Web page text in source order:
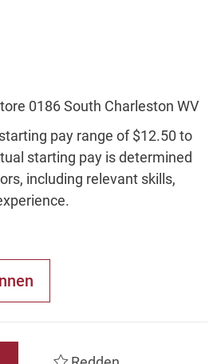
0186 South Charleston WV
pay range of $12.50 to
starting pay is determined
including relevant skills,